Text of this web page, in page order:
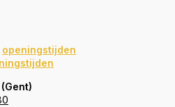
openingstijden